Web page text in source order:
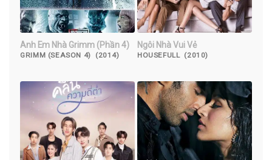
Anh Em Nhà Grimm (Phần 4)
GRIMM (SEASON 4) (2014)
Ngôi Nhà Vui Vẻ
HOUSEFULL (2010)